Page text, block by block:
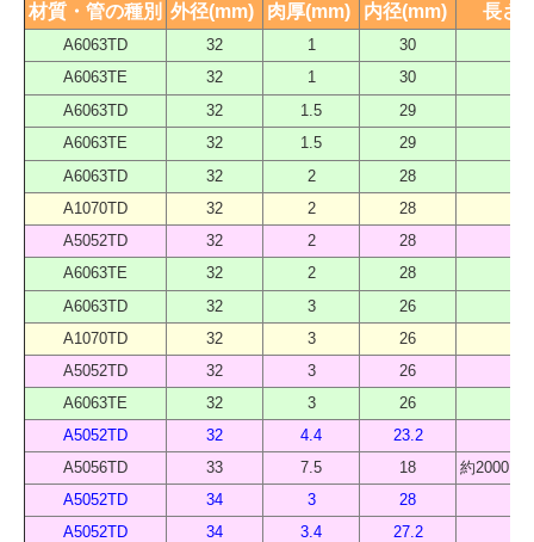
材質・管の種別 外径(mm) 肉厚(mm) 内径(mm) 長さ
A6063TD 32 1 30
A6063TE
32 1 30
A6063TD
32 1.5 29
A6063TE
32 1.5 29
A6063TD
32 2 28
A1070TD
32 2 28
A5052TD
32 2 28
A6063TE
32 2 28
A6063TD
32 3 26
A1070TD
32 3 26
A5052TD
32 3 26
A6063TE
32 3 26
A5052TD
32 4.4 23.2
A5056TD
33 7.5 18
約2000 （
A5052TD
34 3 28
A5052TD
34 3.4 27.2